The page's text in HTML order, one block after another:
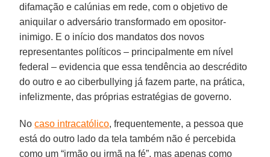
difamação e calúnias em rede, com o objetivo de
aniquilar o adversário transformado em opositor-
inimigo. E o início dos mandatos dos novos
representantes políticos – principalmente em nível
federal – evidencia que essa tendência ao descrédito
do outro e ao ciberbullying já fazem parte, na prática,
infelizmente, das próprias estratégias de governo.
Nocaso intracatólico, frequentemente, a pessoa que
está do outro lado da tela também não é percebida
como um “irmão ou irmã na fé”, mas apenas como